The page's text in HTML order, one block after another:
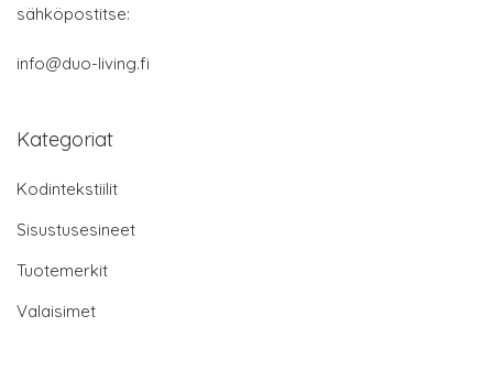
sähköpostitse:
info@duo-living.fi
Kategoriat
Kodintekstiilit
Sisustusesineet
Tuotemerkit
Valaisimet